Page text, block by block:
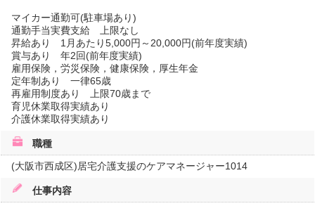
マイカー通勤可(駐車場あり)
通勤手当実費支給 上限なし
昇給あり 1月あたり5,000円～20,000円(前年度実績)
賞与あり 年2回(前年度実績)
雇用保険，労災保険，健康保険，厚生年金
定年制あり 一律65歳
再雇用制度あり 上限70歳まで
育児休業取得実績あり
介護休業取得実績あり
職種
(大阪市西成区)居宅介護支援のケアマネージャー1014
仕事内容